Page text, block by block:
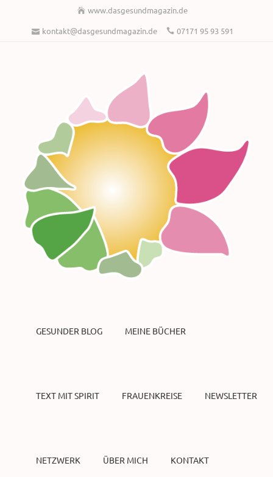
www.dasgesundmagazin.de
kontakt@dasgesundmagazin.de
07171 95 93 591
GESUNDER BLOG MEINE BÜCHER
TEXT MIT SPIRIT FRAUENKREISE NEWSLETTER
NETZWERK ÜBER MICH KONTAKT